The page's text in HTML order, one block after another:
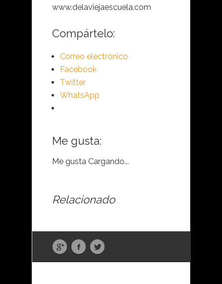
www.delaviejaescuela.com
Compártelo:
Correo electrónico
Facebook
Twitter
WhatsApp
Me gusta:
Me gusta Cargando...
Relacionado